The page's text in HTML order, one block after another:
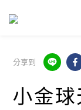
分享到
小金